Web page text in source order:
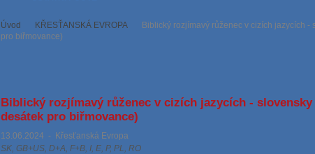
Úvod KŘESŤANSKÁ EVROPA
Biblický rozjímavý růženec v cizích jazycích
pro biřmovance)
Biblický rozjímavý růženec v cizích jazycích -
desátek pro biřmovance)
13.06.2024 - Křesťanská Evropa
SK, GB+US, D+A, F+B, I, E, P, PL, RO